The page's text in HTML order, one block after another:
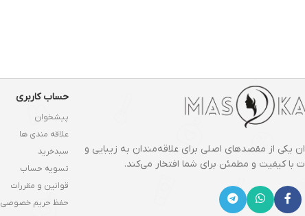
یکی از مقصدهای اصلی برای علاقه‌مندان به زیبایی و
با کیفیت و مطمئن برای شما افتخار می‌کند.
حساب کاربری
پیشخوان
علاقه مندی ها
سبدخرید
تسویه حساب
قوانین و مقررات
حفظ حریم خصوصی